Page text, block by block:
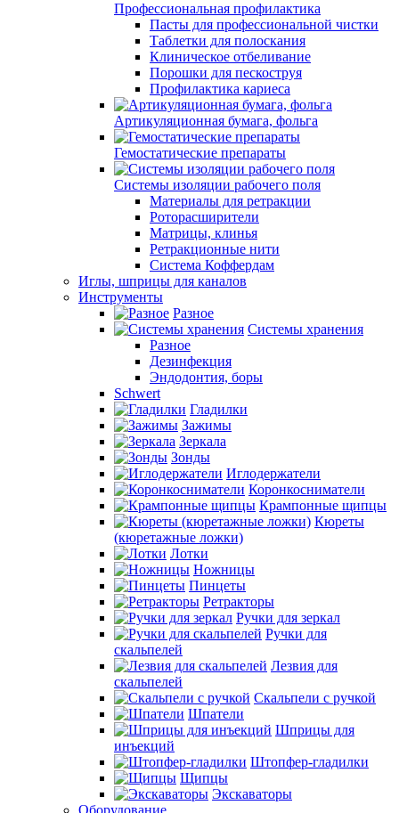
Профессиональная профилактика
Пасты для профессиональной чистки
Таблетки для полоскания
Клиническое отбеливание
Порошки для пескоструя
Профилактика кариеса
Артикуляционная бумага, фольга
Гемостатические препараты
Системы изоляции рабочего поля
Материалы для ретракции
Роторасширители
Матрицы, клинья
Ретракционные нити
Система Коффердам
Иглы, шприцы для каналов
Инструменты
Разное
Системы хранения
Разное
Дезинфекция
Эндодонтия, боры
Schwert
Гладилки
Зажимы
Зеркала
Зонды
Иглодержатели
Коронкосниматели
Крампонные щипцы
Кюреты
(кюретажные ложки)
Лотки
Ножницы
Пинцеты
Ретракторы
Ручки для зеркал
Ручки для
скальпелей
Лезвия для
скальпелей
Скальпели с ручкой
Шпатели
Шприцы для
инъекций
Штопфер-гладилки
Щипцы
Экскаваторы
Оборудование